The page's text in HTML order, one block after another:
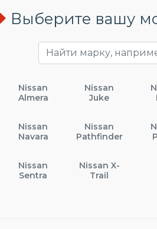
Выберите вашу
Nissan
Almera
Nissan
Juke
Nissan
Navara
Nissan
Pathfinder
Nissan
Sentra
Nissan X-
Trail